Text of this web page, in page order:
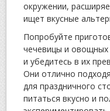
окружении,
ищет вкусные
Попробуйте
чечевицы и овощных
и убедитесь в их
Они отлично
для праздничного
питаться вкусно и